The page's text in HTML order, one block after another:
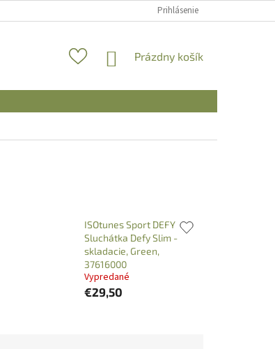
Prihlásenie
NÁKUPNÝ
Prázdny košík
ISOtunes Sport DEFY
Sluchátka Defy Slim -
skladacie, Green,
37616000
Vypredané
€29,50